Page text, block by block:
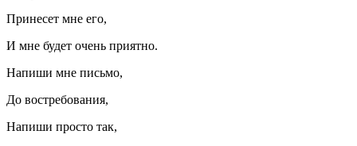
Принесет мне его,
И мне будет очень приятно.
Напиши мне письмо,
До востребования,
Напиши просто так,